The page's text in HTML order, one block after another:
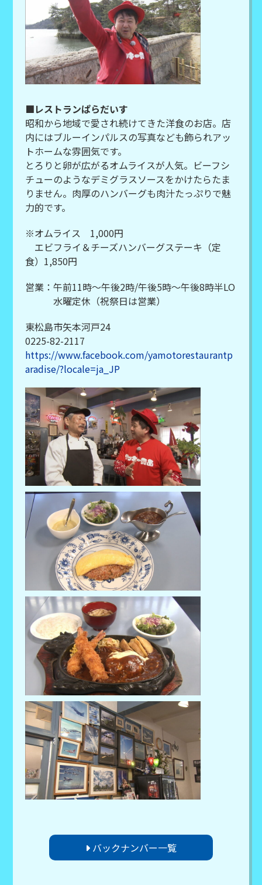
■レストランぱらだいす
昭和から地域で愛され続けてきた洋食のお店。店
内にはブルーインパルスの写真なども飾られアッ
トホームな雰囲気です。
とろりと卵が広がるオムライスが人気。ビーフシ
チューのようなデミグラスソースをかけたらたま
りません。肉厚のハンバーグも肉汁たっぷりで魅
力的です。
※オムライス 1,000円
エビフライ＆チーズハンバーグステーキ（定
食）1,850円
営業：午前11時～午後2時/午後5時～午後8時半LO
水曜定休（祝祭日は営業）
東松島市矢本河戸24
0225-82-2117
https://www.facebook.com/yamotorestaurantp
aradise/?locale=ja_JP
バックナンバー一覧